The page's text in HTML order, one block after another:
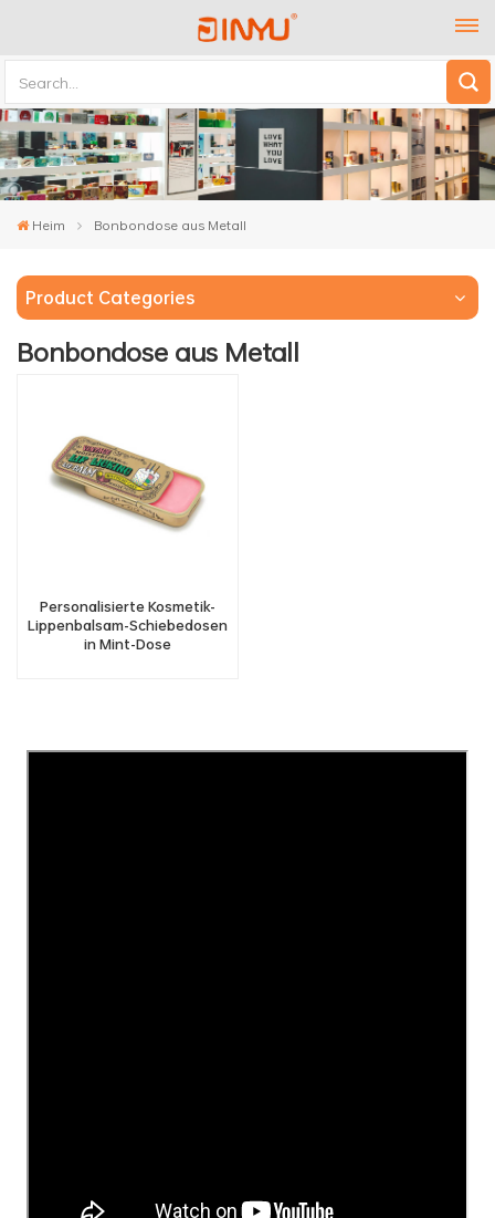
Heim Bonbondose aus Metall
Product Categories
Bonbondose aus Metall
Personalisierte Kosmetik-
Lippenbalsam-Schiebedosen
in Mint-Dose